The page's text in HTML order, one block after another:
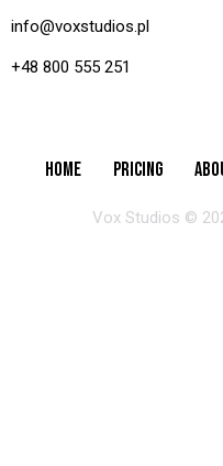
info@voxstudios.pl
+48 800 555 251
HOME PRICING
Vox Studios ©